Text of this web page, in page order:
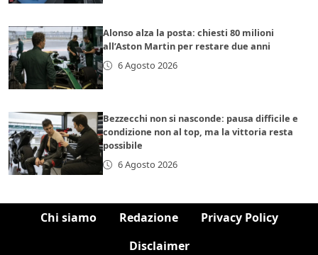
Alonso alza la posta: chiesti 80 milioni
all’Aston Martin per restare due anni
6 Agosto 2026
Bezzecchi non si nasconde: pausa difficile e
condizione non al top, ma la vittoria resta
possibile
6 Agosto 2026
Chi siamo Redazione
Privacy Policy
Disclaimer